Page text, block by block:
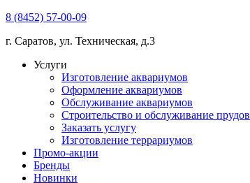
8 (8452) 57-00-09
г. Саратов, ул. Техническая, д.3
Услуги
Изготовление аквариумов
Оформление аквариумов
Обслуживание аквариумов
Строительство и обслуживание прудов
Заказать услугу
Изготовление террариумов
Промо-акции
Бренды
Новинки